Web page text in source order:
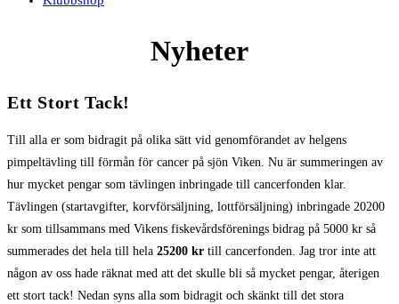
Ett Stort Tack!
Till alla er som bidragit på olika sätt vid genomförandet av helgens
pimpeltävling till förmån för cancer på sjön Viken. Nu är summeringen av
hur mycket pengar som tävlingen inbringade till cancerfonden klar.
Tävlingen (startavgifter, korvförsäljning, lottförsäljning) inbringade 20200
kr som tillsammans med Vikens fiskevårdsförenings bidrag på 5000 kr så
summerades det hela till hela 25200 kr till cancerfonden. Jag tror inte att
någon av oss hade räknat med att det skulle bli så mycket pengar, återigen
ett stort tack! Nedan syns alla som bidragit och skänkt till det stora